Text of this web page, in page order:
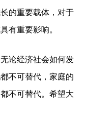
的重要载体，对于
有重要影响。
论经济社会如何发
不可替代，家庭的
不可替代。希望大